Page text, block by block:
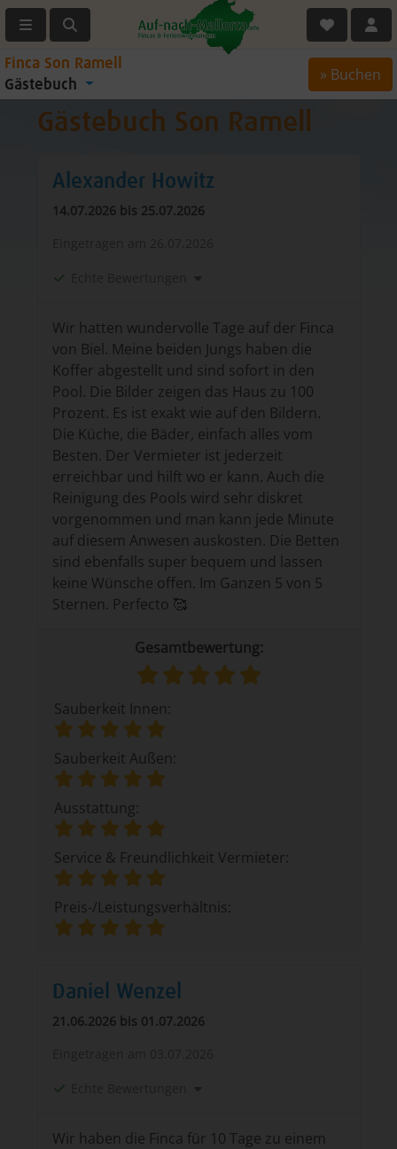
Gästebuch Son Ramell
Alexander Howitz
14.07.2026 bis 25.07.2026
Wir hatten wundervolle Tage auf der Finca
von Biel. Meine beiden Jungs haben die
Koffer abgestellt und sind sofort in den
Pool. Die Bilder zeigen das Haus zu 100
Prozent. Es ist exakt wie auf den Bildern.
Die Küche, die Bäder, einfach alles vom
Besten. Der Vermieter ist jederzeit
erreichbar und hilft wo er kann. Auch die
Reinigung des Pools wird sehr diskret
vorgenommen und man kann jede Minute
auf diesem Anwesen auskosten. Die Betten
sind ebenfalls super bequem und lassen
keine Wünsche offen. Im Ganzen 5 von 5
Sternen. Perfecto 🥰
Gesamtbewertung:
Sauberkeit Innen:
Sauberkeit Außen:
Ausstattung:
Service & Freundlichkeit Vermieter:
Preis-/Leistungsverhältnis:
Daniel Wenzel
21.06.2026 bis 01.07.2026
Wir haben die Finca für 10 Tage zu einem
Finca Son Ramell
Gästebuch
» Buchen